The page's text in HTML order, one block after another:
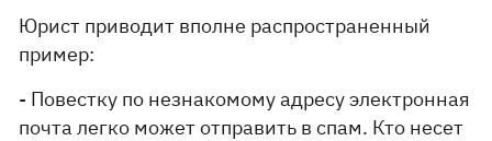
Юрист приводит вполне распространенный
пример:
- Повестку по незнакомому адресу электронная
почта легко может отправить в спам. Кто несет